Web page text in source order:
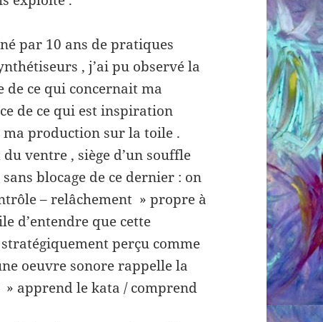
par 10 ans de pratiques
, j’ai pu observé la
de ce qui concernait ma
de ce qui est inspiration
ma production sur la toile .
ventre , siège d’un souffle
blocage de ce dernier : on
– relâchement » propre à
d’entendre que cette
perçu comme
oeuvre sonore rappelle la
apprend le kata / comprend